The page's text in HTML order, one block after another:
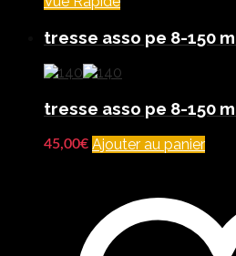
tresse asso pe 8-150
tresse asso pe 8-150
45,00€ Ajouter au panier